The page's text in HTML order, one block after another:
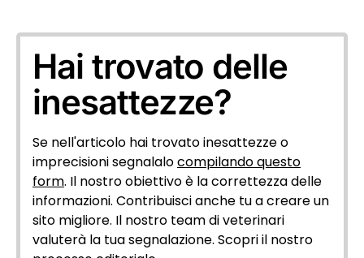
Hai trovato delle
inesattezze?
Se nell'articolo hai trovato inesattezze o
imprecisioni segnalalocompilando questo
form. Il nostro obiettivo è la correttezza delle
informazioni. Contribuisci anche tu a creare un
sito migliore. Il nostro team di veterinari
valuterà la tua segnalazione. Scopri il nostro